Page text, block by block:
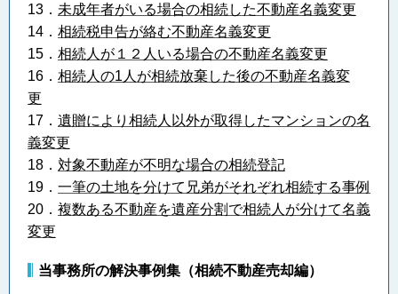
13． 未成年者がいる場合の相続した不動産名義変更
14． 相続税申告が絡む不動産名義変更
15． 相続人が１２人いる場合の不動産名義変更
16． 相続人の1人が相続放棄した後の不動産名義変
更
17． 遺贈により相続人以外が取得したマンションの名
義変更
18． 対象不動産が不明な場合の相続登記
19． 一筆の土地を分けて兄弟がそれぞれ相続する事例
20． 複数ある不動産を遺産分割で相続人が分けて名義
変更
当事務所の解決事例集（相続不動産売却編）